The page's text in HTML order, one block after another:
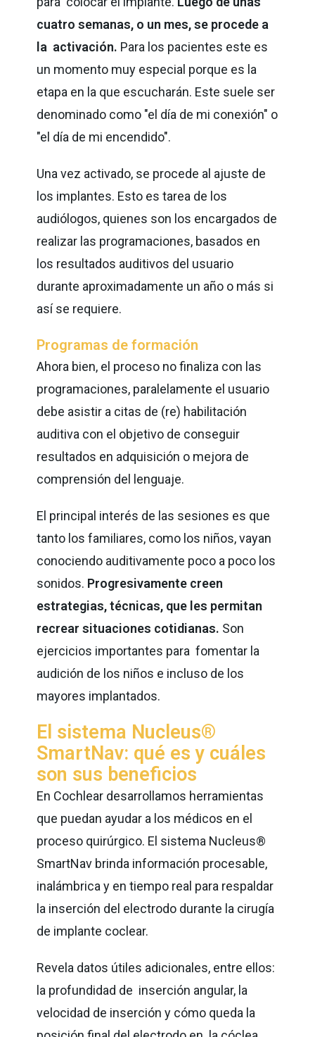
cuatro semanas, o un mes, se procede a
la activación. Para los pacientes este es
un momento muy especial porque es la
etapa en la que escucharán. Este suele ser
denominado como "el día de mi conexión" o
"el día de mi encendido".
Una vez activado, se procede al ajuste de
los implantes. Esto es tarea de los
audiólogos, quienes son los encargados de
realizar las programaciones, basados en
los resultados auditivos del usuario
durante aproximadamente un año o más si
así se requiere.
Programas de formación
Ahora bien, el proceso no finaliza con las
programaciones, paralelamente el usuario
debe asistir a citas de (re) habilitación
auditiva con el objetivo de conseguir
resultados en adquisición o mejora de
comprensión del lenguaje.
El principal interés de las sesiones es que
tanto los familiares, como los niños, vayan
conociendo auditivamente poco a poco los
sonidos. Progresivamente creen
estrategias, técnicas, que les permitan
recrear situaciones cotidianas. Son
ejercicios importantes para fomentar la
audición de los niños e incluso de los
mayores implantados.
El sistema Nucleus®
SmartNav: qué es y cuáles
son sus beneficios
En Cochlear desarrollamos herramientas
que puedan ayudar a los médicos en el
proceso quirúrgico. El sistema Nucleus®
SmartNav brinda información procesable,
inalámbrica y en tiempo real para respaldar
la inserción del electrodo durante la cirugía
de implante coclear.
Revela datos útiles adicionales, entre ellos:
la profundidad de inserción angular, la
velocidad de inserción y cómo queda la